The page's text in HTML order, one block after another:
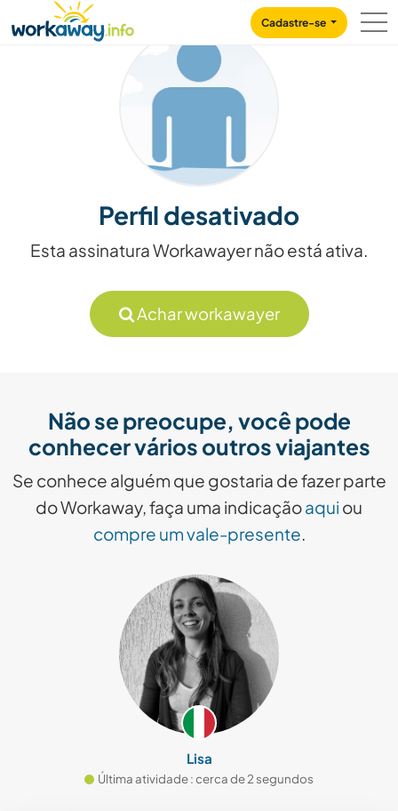
CONTENT
MAIN NAVIGATION
Cadastre-se
Perfil desativado
Esta assinatura Workawayer não está ativa.
Achar workawayer
Não se preocupe, você pode
conhecer vários outros viajantes
Se conhece alguém que gostaria de fazer parte
do Workaway, faça uma indicaçãoaqui ou
compre um vale-presente
Lisa
Última atividade : cerca de 2 segundos